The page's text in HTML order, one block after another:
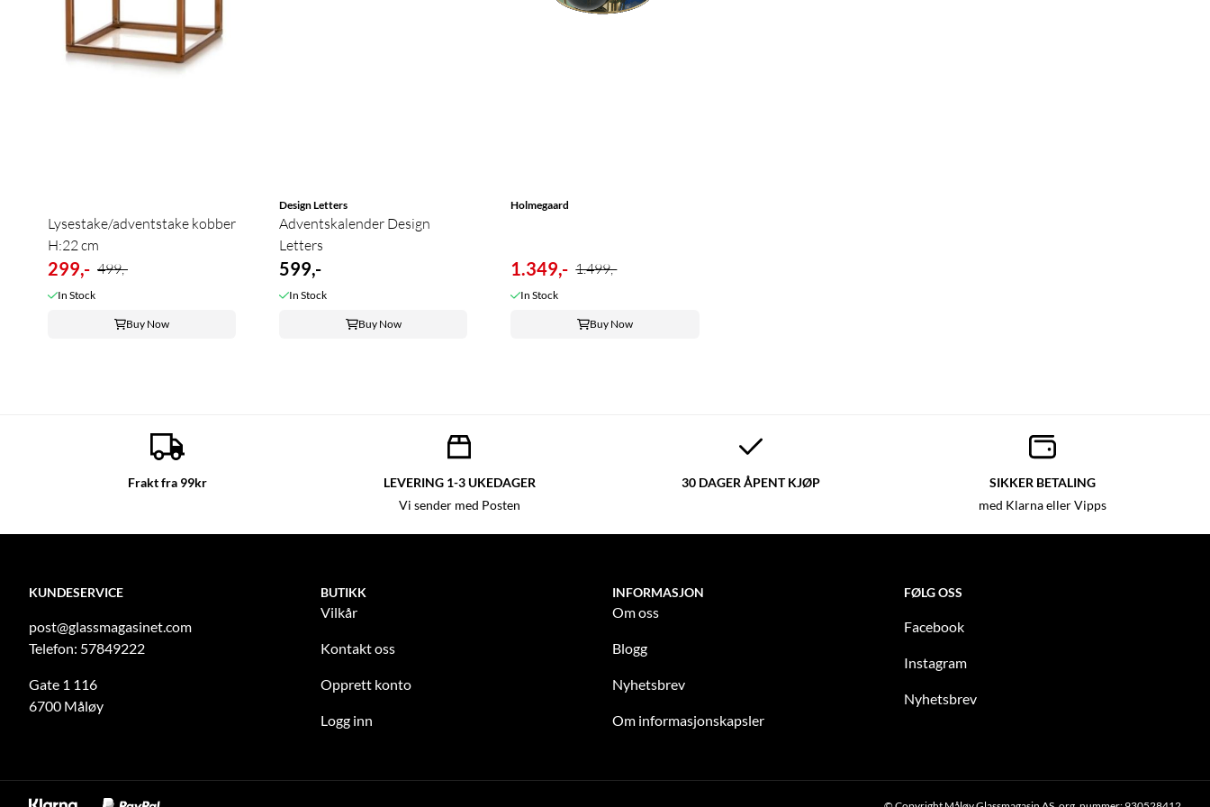
Lysestake/adventstake kobber
H:22 cm
299,- 499,-
In Stock
Buy Now
Design Letters
Adventskalender Design
Letters
599,-
In Stock
Buy Now
Holmegaard
1.349,- 1.499,-
In Stock
Buy Now
Frakt fra 99kr LEVERING 1-3 UKEDAGER
Vi sender med Posten
30 DAGER ÅPENT KJØP SIKKER BETALING
med Klarna eller Vipps
KUNDESERVICE
post@glassmagasinet.com
Telefon: 57849222
Gate 1 116
6700 Måløy
BUTIKK
Vilkår
Kontakt oss
Opprett konto
Logg inn
INFORMASJON
Om oss
Blogg
Nyhetsbrev
Om informasjonskapsler
FØLG OSS
Facebook
Instagram
Nyhetsbrev